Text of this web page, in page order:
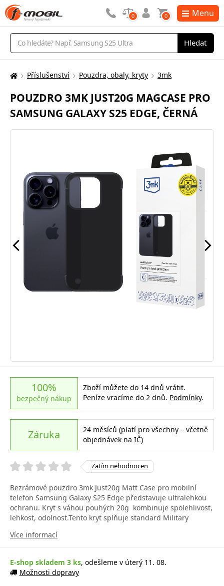
Vyhledávání
Hledat
0 0 Menu
Zde
nacházíte:
Příslušenství Pouzdra, obaly, kryty 3mk
POUZDRO 3MK JUST20G MAGCASE PRO
SAMSUNG GALAXY S25 EDGE, ČERNÁ
100%
bezpečný nákup
Zboží můžete do 14 dnů vrátit.
Peníze vracíme do 2 dnů. Podmínky.
Záruka
24 měsíců (platí pro všechny – včetně
objednávek na IČ)
Zatím nehodnocen
Bezrámové pouzdro 3mk Just20g Matt Case pro mobilní
telefon Samsung Galaxy S25 Edge představuje ultralehkou
ochranu. Kryt s váhou pouhých 20g kombinuje spolehlivost,
lehkost, odolnost.Tento kryt splňuje standard Military
Více informací
E-shop skladem 3 ks, odešleme v úterý 11. 08.
Možnosti dopravy